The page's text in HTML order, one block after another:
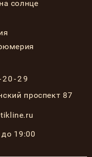
солнце
29
проспект 87
до 19:00